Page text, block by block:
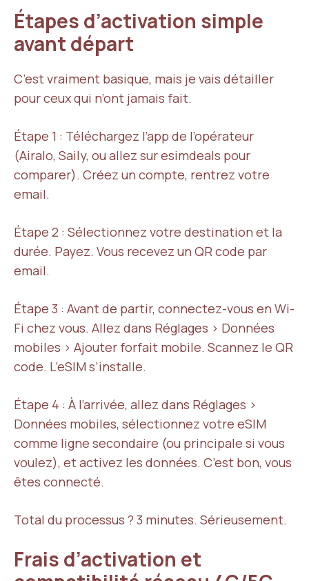
Étapes d’activation simple
avant départ
C’est vraiment basique, mais je vais détailler
pour ceux qui n’ont jamais fait.
Étape 1 : Téléchargez l’app de l’opérateur
(Airalo, Saily, ou allez sur esimdeals pour
comparer). Créez un compte, rentrez votre
email.
Étape 2 : Sélectionnez votre destination et la
durée. Payez. Vous recevez un QR code par
email.
Étape 3 : Avant de partir, connectez-vous en Wi-
Fi chez vous. Allez dans Réglages > Données
mobiles > Ajouter forfait mobile. Scannez le QR
code. L’eSIM s’installe.
Étape 4 : À l’arrivée, allez dans Réglages >
Données mobiles, sélectionnez votre eSIM
comme ligne secondaire (ou principale si vous
voulez), et activez les données. C’est bon, vous
êtes connecté.
Total du processus ? 3 minutes. Sérieusement.
Frais d’activation et